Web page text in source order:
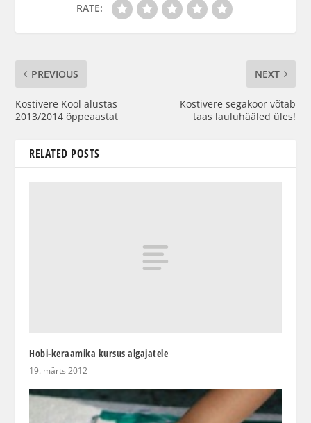
RATE:
PREVIOUS
Kostivere Kool alustas
2013/2014 õppeaastat
NEXT
Kostivere segakoor võtab
taas lauluhääled üles!
RELATED POSTS
Hobi-keraamika kursus algajatele
19. märts 2012